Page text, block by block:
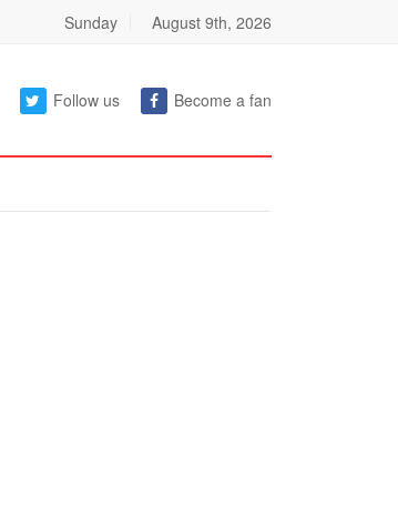
Sunday August 9th, 2026
Follow us Become a fan